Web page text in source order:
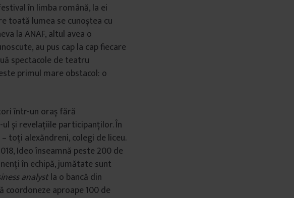
în limba română, la ei
toată lumea se cunoștea cu
la ANAF, altul avea o
au pus cap la cap fiecare
spectacole de teatru
primul mare obstacol: o
într-un oraș fără
și revelațiile participanților. În
toți alexăndreni, colegi de liceu.
Ideo înseamnă peste 200 de
în echipă, jumătate sunt
analystla o bancă din
coordoneze aproape 100 de